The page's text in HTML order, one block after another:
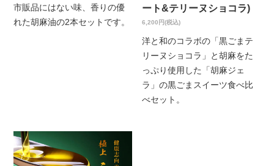
市販品にはない味、香りの優
れた胡麻油の2本セットです。
ート&テリーヌショコラ)
6,200円(税込)
洋と和のコラボの「黒ごまテ
リーヌショコラ」と胡麻をた
っぷり使用した「胡麻ジェ
ラ」の黒ごまスイーツ食べ比
べセット。